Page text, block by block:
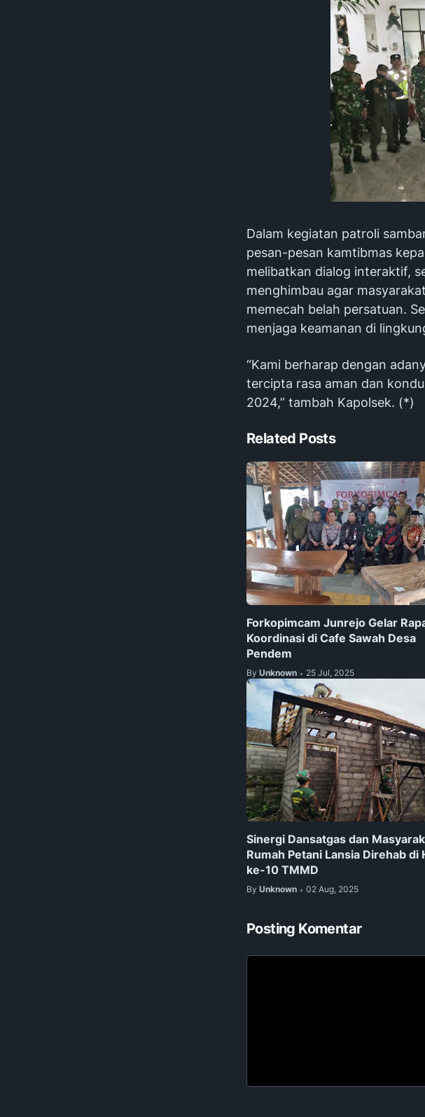
Dalam kegiatan patroli
pesan-pesan kamtibmas
melibatkan dialog interaktif,
menghimbau agar
memecah belah persatuan.
menjaga keamanan di
“Kami berharap dengan
tercipta rasa aman dan
2024,” tambah Kapolsek. (*)
Related Posts
Forkopimcam Junrejo Gelar
Koordinasi di Cafe Sawah Desa
Pendem
By Unknown • 25 Jul, 2025
Sinergi Dansatgas dan
Rumah Petani Lansia Direhab di
ke-10 TMMD
By Unknown • 02 Aug, 2025
Posting Komentar